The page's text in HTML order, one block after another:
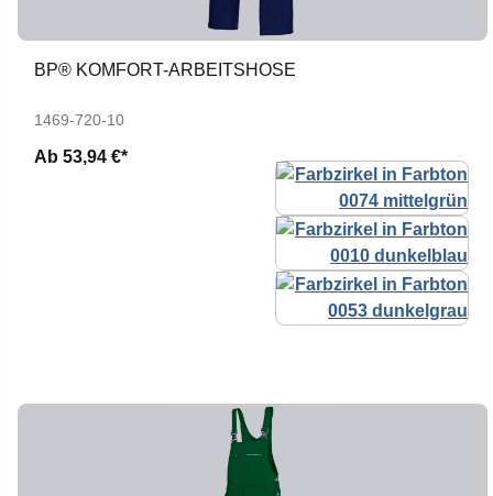
BP® KOMFORT-ARBEITSHOSE
1469-720-10
Ab 53,94 €*